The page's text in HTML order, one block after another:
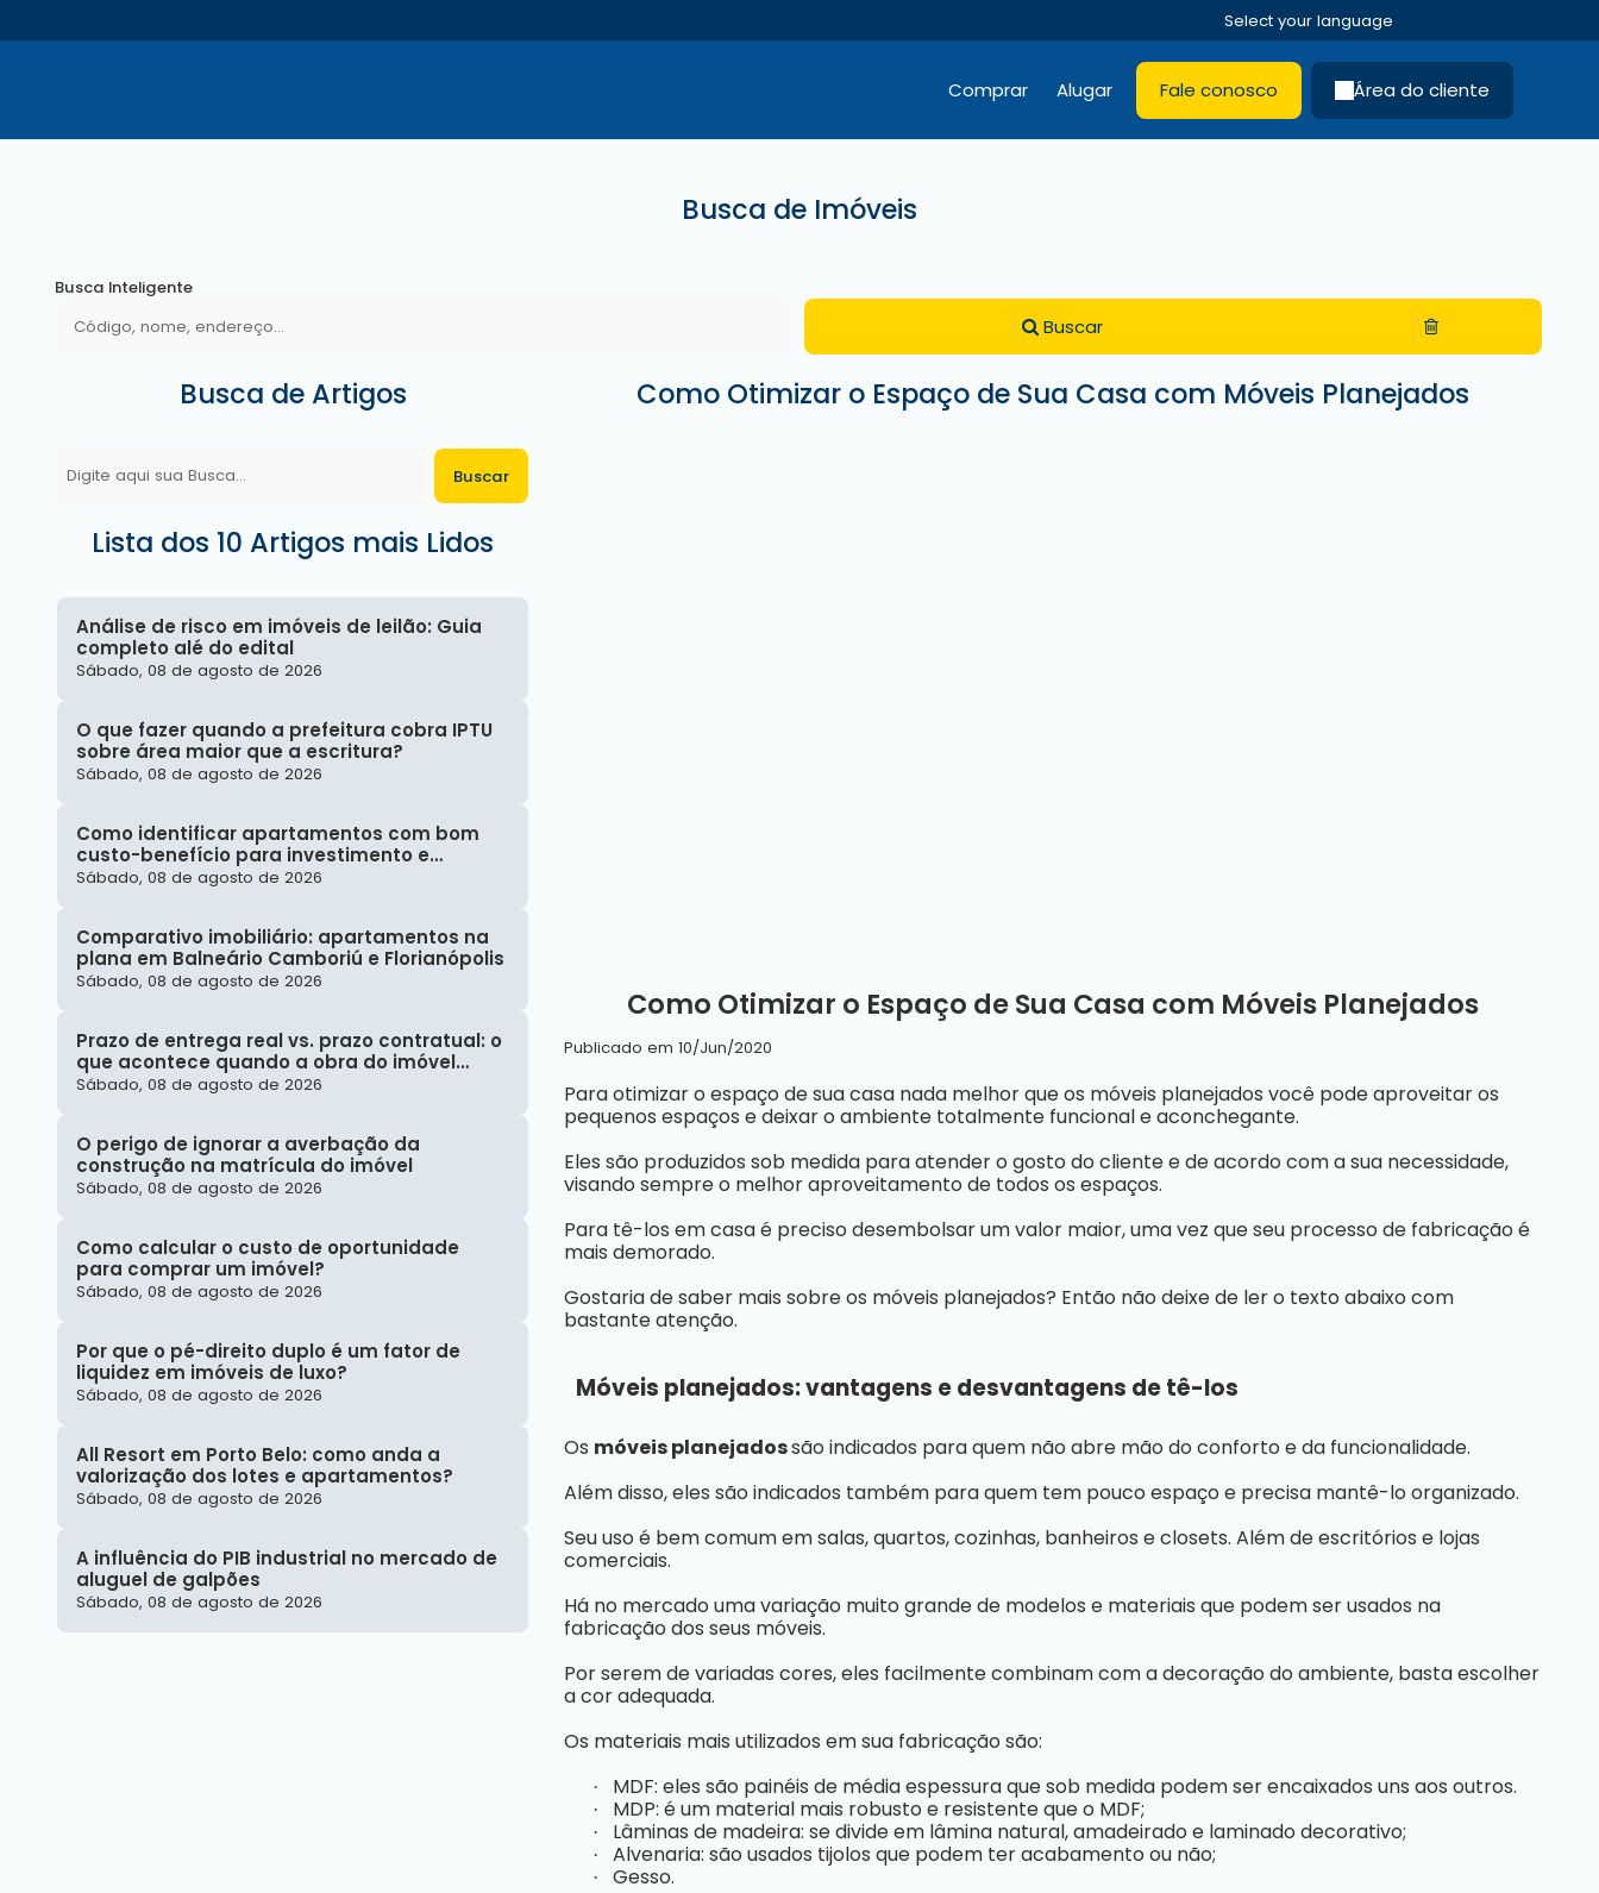
Área do cliente
Fale conosco
Alugar
Comprar
Busca de Imóveis
Busca Inteligente
Buscar
Busca de Artigos
Lista dos 10 Artigos mais Lidos
Análise de risco em imóveis de leilão: Guia
completo alé do edital
Sábado, 08 de agosto de 2026
O que fazer quando a prefeitura cobra IPTU
sobre área maior que a escritura?
Sábado, 08 de agosto de 2026
Como identificar apartamentos com bom
custo-benefício para investimento e
revenda futura?
Sábado, 08 de agosto de 2026
Comparativo imobiliário: apartamentos na
plana em Balneário Camboriú e Florianópolis
Sábado, 08 de agosto de 2026
Prazo de entrega real vs. prazo contratual: o
que acontece quando a obra do imóvel
atrasa?
Sábado, 08 de agosto de 2026
O perigo de ignorar a averbação da
construção na matrícula do imóvel
Sábado, 08 de agosto de 2026
Como calcular o custo de oportunidade
para comprar um imóvel?
Sábado, 08 de agosto de 2026
Por que o pé-direito duplo é um fator de
liquidez em imóveis de luxo?
Sábado, 08 de agosto de 2026
All Resort em Porto Belo: como anda a
valorização dos lotes e apartamentos?
Sábado, 08 de agosto de 2026
A influência do PIB industrial no mercado de
aluguel de galpões
Sábado, 08 de agosto de 2026
Como Otimizar o Espaço de Sua Casa com Móveis Planejados
Como Otimizar o Espaço de Sua Casa com Móveis Planejados
Publicado em 10/Jun/2020
Para otimizar o espaço de sua casa nada melhor que os móveis planejados você pode aproveitar os
pequenos espaços e deixar o ambiente totalmente funcional e aconchegante.
Eles são produzidos sob medida para atender o gosto do cliente e de acordo com a sua necessidade,
visando sempre o melhor aproveitamento de todos os espaços.
Para tê-los em casa é preciso desembolsar um valor maior, uma vez que seu processo de fabricação é
mais demorado.
Gostaria de saber mais sobre os móveis planejados? Então não deixe de ler o texto abaixo com
bastante atenção.
Móveis planejados: vantagens e desvantagens de tê-los
Os móveis planejadossão indicados para quem não abre mão do conforto e da funcionalidade.
Além disso, eles são indicados também para quem tem pouco espaço e precisa mantê-lo organizado.
Seu uso é bem comum em salas, quartos, cozinhas, banheiros e closets. Além de escritórios e lojas
comerciais.
Há no mercado uma variação muito grande de modelos e materiais que podem ser usados na
fabricação dos seus móveis.
Por serem de variadas cores, eles facilmente combinam com a decoração do ambiente, basta escolher
a cor adequada.
Os materiais mais utilizados em sua fabricação são:
· MDF: eles são painéis de média espessura que sob medida podem ser encaixados uns aos outros.
· MDP: é um material mais robusto e resistente que o MDF;
· Lâminas de madeira: se divide em lâmina natural, amadeirado e laminado decorativo;
· Alvenaria: são usados tijolos que podem ter acabamento ou não;
·
Gesso.